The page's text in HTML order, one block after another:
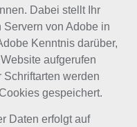
Dabei stellt Ihr
von Adobe in
Kenntnis darüber,
aufgerufen
werden
gespeichert.
Daten erfolgt auf